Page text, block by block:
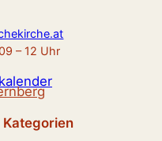
– 12 Uhr
Kategorien